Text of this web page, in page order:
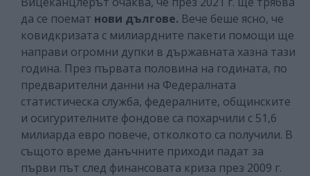
да се поемат нови дългове. Вече беше ясно, че
ковидкризата с милиардните пакети помощи ще
направи огромни дупки в държавната хазна тази
година. През първата половина на годината, по
предварителни данни на Федералната
статистическа служба, федералните, общинските
и осигурителните фондове са похарчили с 51,6
милиарда евро повече, отколкото са получили. В
същото време данъчните приходи падат за
първи път след финансовата криза през 2009 г.